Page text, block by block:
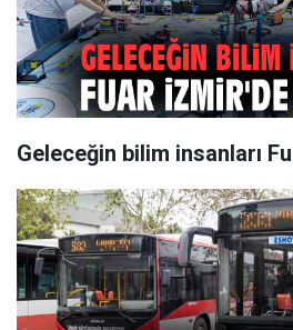
Geleceğin bilim insanları